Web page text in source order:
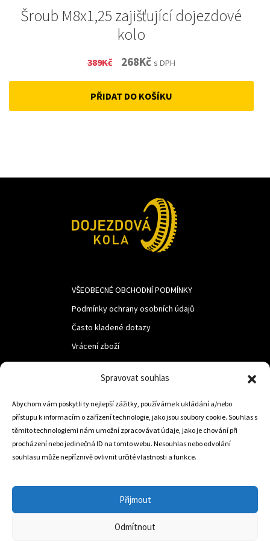
Spravovat souhlas
Abychom vám poskytli ty nejlepší zážitky, používáme k ukládání a/nebo
přístupu k informacím o zařízení technologie, jako jsou soubory cookie. Souhlas s
těmito technologiemi nám umožní zpracovávat údaje, jako je chování při
procházení nebo jedinečná ID na tomto webu. Nesouhlas nebo odvolání
souhlasu může nepříznivě ovlivnit určité vlastnosti a funkce.
Přijmout
Odmítnout
Šroub M8x1,25 zajišťující dojezdové
kolo
389Kč
Original
price
was:
268KčCurrent
price
is:
s DPH
PŘIDAT DO KOŠÍKU
VŠEOBECNÉ OBCHODNÍ PODMÍNKY
Podmínky ochrany osobních údajů
Často kladené dotazy
Vrácení zboží
LUF s.r.o.
Nám. M.R.Štefanika 518,
Trstená 02801
info@dojezdovakola.com